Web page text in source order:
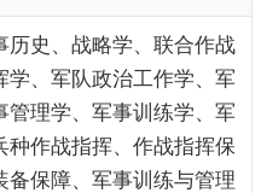
历史、战略学、联合作战
、军队政治工作学、军
理学、军事训练学、军
作战指挥、作战指挥保
备保障、军事训练与管理